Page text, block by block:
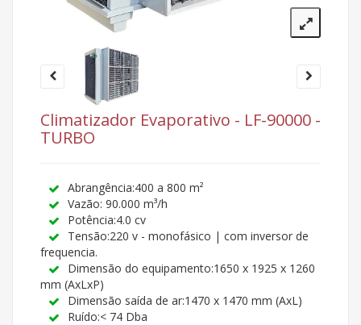
Climatizador Evaporativo - LF-90000 -
TURBO
Abrangência:400 a 800 m²
Vazão: 90.000 m³/h
Potência:4.0 cv
Tensão:220 v - monofásico | com inversor de
frequencia.
Dimensão do equipamento:1650 x 1925 x 1260
mm (AxLxP)
Dimensão saída de ar:1470 x 1470 mm (AxL)
Ruído:< 74 Dba